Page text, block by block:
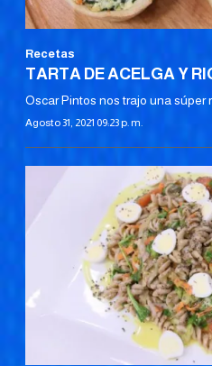
Recetas
TARTA DE ACELGA Y
Oscar Pintos nos trajo una súper
Agosto 31, 2021 09:23 p. m.